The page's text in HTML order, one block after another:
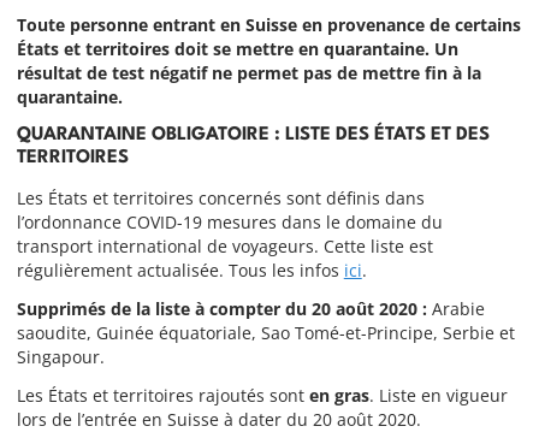
Toute personne entrant en Suisse en provenance de certains
États et territoires doit se mettre en quarantaine. Un
résultat de test négatif ne permet pas de mettre fin à la
quarantaine.
QUARANTAINE OBLIGATOIRE : LISTE DES ÉTATS ET DES
TERRITOIRES
Les États et territoires concernés sont définis dans
l’ordonnance COVID-19 mesures dans le domaine du
transport international de voyageurs. Cette liste est
régulièrement actualisée. Tous les infos ici.
Supprimés de la liste à compter du 20 août 2020 : Arabie
saoudite, Guinée équatoriale, Sao Tomé-et-Principe, Serbie et
Singapour.
Les États et territoires rajoutés sont en gras. Liste en vigueur
lors de l’entrée en Suisse à dater du 20 août 2020.